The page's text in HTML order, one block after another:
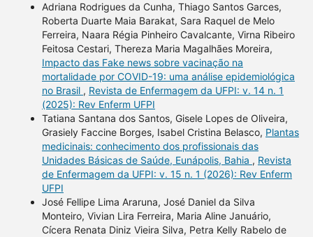
Adriana Rodrigues da Cunha, Thiago Santos Garces,
Roberta Duarte Maia Barakat, Sara Raquel de Melo
Ferreira, Naara Régia Pinheiro Cavalcante, Virna Ribeiro
Feitosa Cestari, Thereza Maria Magalhães Moreira,
Impacto das Fake news sobre vacinação na
mortalidade por COVID-19: uma análise epidemiológica
no Brasil , Revista de Enfermagem da UFPI: v. 14 n. 1
(2025): Rev Enferm UFPI
Tatiana Santana dos Santos, Gisele Lopes de Oliveira,
Grasiely Faccine Borges, Isabel Cristina Belasco, Plantas
medicinais: conhecimento dos profissionais das
Unidades Básicas de Saúde, Eunápolis, Bahia , Revista
de Enfermagem da UFPI: v. 15 n. 1 (2026): Rev Enferm
UFPI
José Fellipe Lima Araruna, José Daniel da Silva
Monteiro, Vivian Lira Ferreira, Maria Aline Januário,
Cícera Renata Diniz Vieira Silva, Petra Kelly Rabelo de